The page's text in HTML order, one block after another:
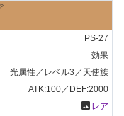
PS-27
効果
光属性／レベル3／天使族
ATK:100／DEF:2000
photo レア